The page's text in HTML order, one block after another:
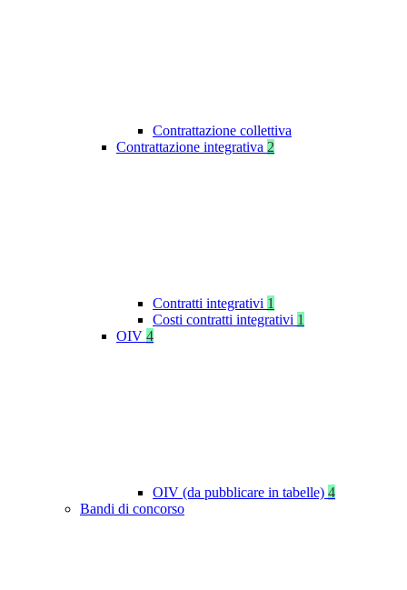
Contrattazione collettiva
Contrattazione integrativa 2
Contratti integrativi 1
Costi contratti integrativi 1
OIV 4
OIV (da pubblicare in tabelle) 4
Bandi di concorso